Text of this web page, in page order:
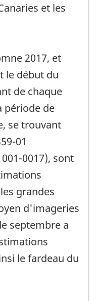
et les
2017, et
le début du
de chaque
période de
se trouvant
01
0017), sont
grandes
d'imageries
septembre a
le fardeau du